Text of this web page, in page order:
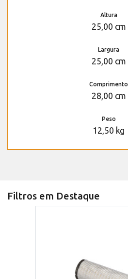
Altura
25,00 cm
Largura
25,00 cm
Comprimento
28,00 cm
Peso
12,50 kg
Filtros em Destaque